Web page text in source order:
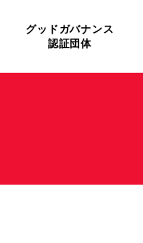
グッドガバナンス
認証団体